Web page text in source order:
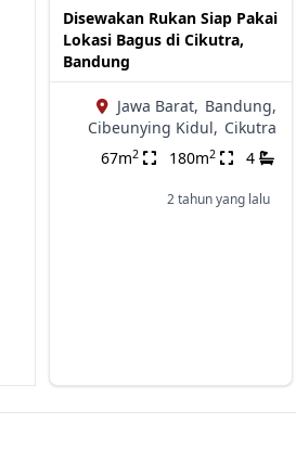
Disewakan Rukan Siap Pakai
Lokasi Bagus di Cikutra,
Bandung
Jawa Barat, Bandung,
Cibeunying Kidul, Cikutra
67m2 180m2 4
2 tahun yang lalu